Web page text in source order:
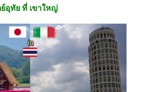
อุทัย ที่ เขาใหญ่